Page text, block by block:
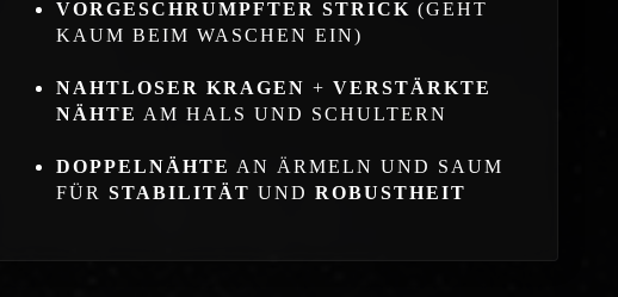
VORGESCHRUMPFTER STRICK (GEHT
KAUM BEIM WASCHEN EIN)
NAHTLOSER KRAGEN +VERSTÄRKTE
NÄHTE AM HALS UND SCHULTERN
DOPPELNÄHTE AN ÄRMELN UND SAUM
FÜRSTABILITÄT UNDROBUSTHEIT